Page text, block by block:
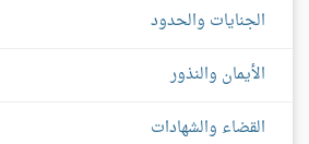
الجنايات والحدود
الأيمان والنذور
القضاء والشهادات